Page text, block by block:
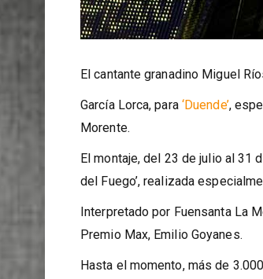
El cantante granadino Miguel
García Lorca, para ‘Duende’,
Morente.
El montaje, del 23 de julio al 31
del Fuego’, realizada
Interpretado por Fuensanta La
Premio Max, Emilio Goyanes.
Hasta el momento, más de